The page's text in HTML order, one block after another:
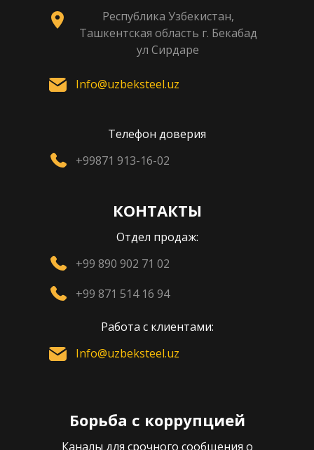
Республика Узбекистан,
Ташкентская область г. Бекабад
ул Сирдаре
Info@uzbeksteel.uz
Телефон доверия
+99871 913-16-02
КОНТАКТЫ
Отдел продаж:
+99 890 902 71 02
+99 871 514 16 94
Работа с клиентами:
Info@uzbeksteel.uz
Борьба с коррупцией
Каналы для срочного сообщения о